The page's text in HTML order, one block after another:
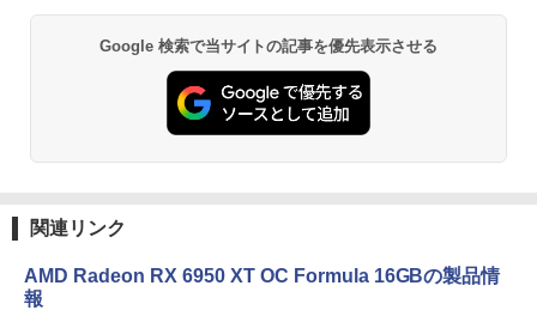
Google 検索で当サイトの記事を優先表示させる
関連リンク
AMD Radeon RX 6950 XT OC Formula 16GBの製品情
報